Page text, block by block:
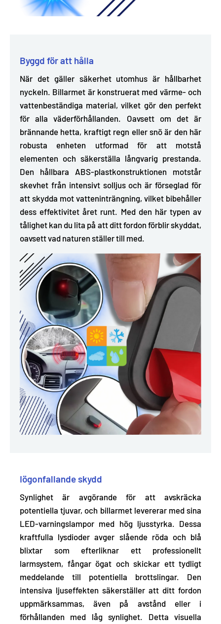
Byggd för att hålla
När det gäller säkerhet utomhus är hållbarhet
nyckeln. Billarmet är konstruerat med värme- och
vattenbeständiga material, vilket gör den perfekt
för alla väderförhållanden . Oavsett om det är
brännande hetta, kraftigt regn eller snö är den här
robusta enheten utformad för att motstå
elementen och säkerställa långvarig prestanda.
Den hållbara ABS-plastkonstruktionen motstår
skevhet från intensivt solljus och är förseglad för
att skydda mot vatteninträngning, vilket bibehåller
dess effektivitet året runt. Med den här typen av
tålighet kan du lita på att ditt fordon förblir skyddat,
oavsett vad naturen ställer till med.
Iögonfallande skydd
Synlighet är avgörande för att avskräcka
potentiella tjuvar, och billarmet levererar med sina
LED-varningslampor med hög ljusstyrka. Dessa
kraftfulla lysdioderavger slående röda och blå
blixtar som efterliknar ett professionellt
larmsystem, fångar ögat och skickar ett tydligt
meddelande till potentiella brottslingar. Den
intensiva ljuseffekten säkerställer att ditt fordon
uppmärksammas, även på avstånd eller i
förhållanden med låg synlighet. Detta visuella